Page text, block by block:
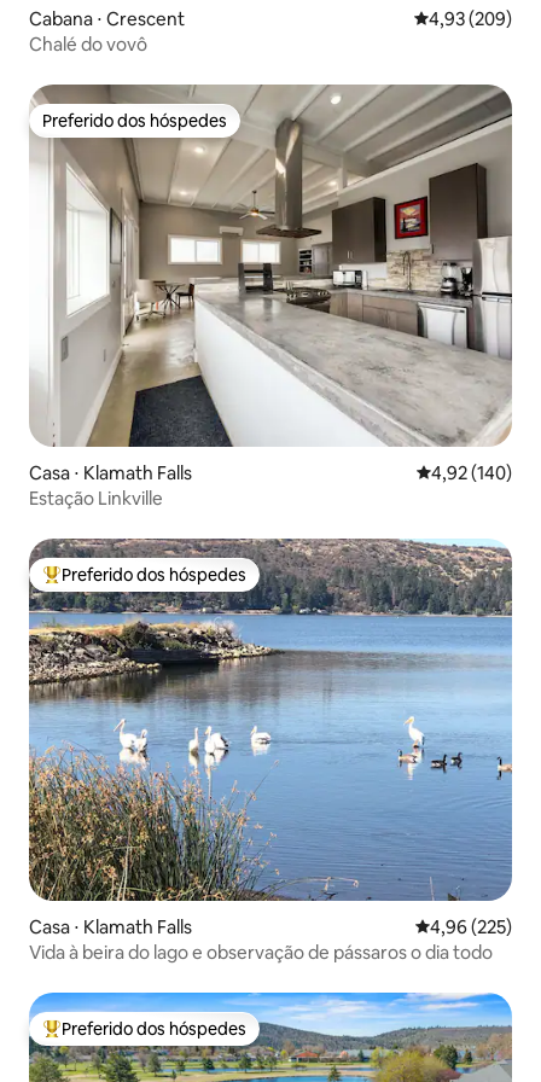
Cabana ⋅ Crescent 4,93 de uma
4,93 (209)
Chalé do vovô
Preferido dos hóspedes
Preferido dos hóspedes
Casa ⋅ Klamath Falls 4,92 de uma
4,92 (140)
Estação Linkville
Entre os melhores preferidos dos hóspedes
Preferido dos hóspedes
Casa ⋅ Klamath Falls 4,96 de uma
4,96 (225)
Vida à beira do lago e observação de pássaros o dia todo
Entre os melhores preferidos dos hóspedes
Preferido dos hóspedes